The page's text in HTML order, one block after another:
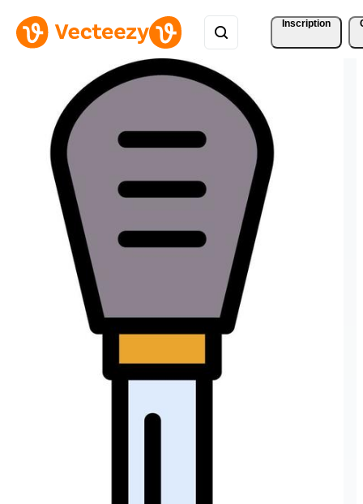
Inscription